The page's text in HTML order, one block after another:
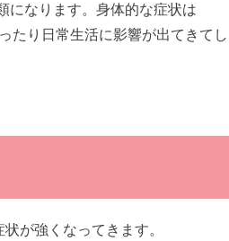
になります。身体的な症状は
たり日常生活に影響が出てきてし
が強くなってきます。